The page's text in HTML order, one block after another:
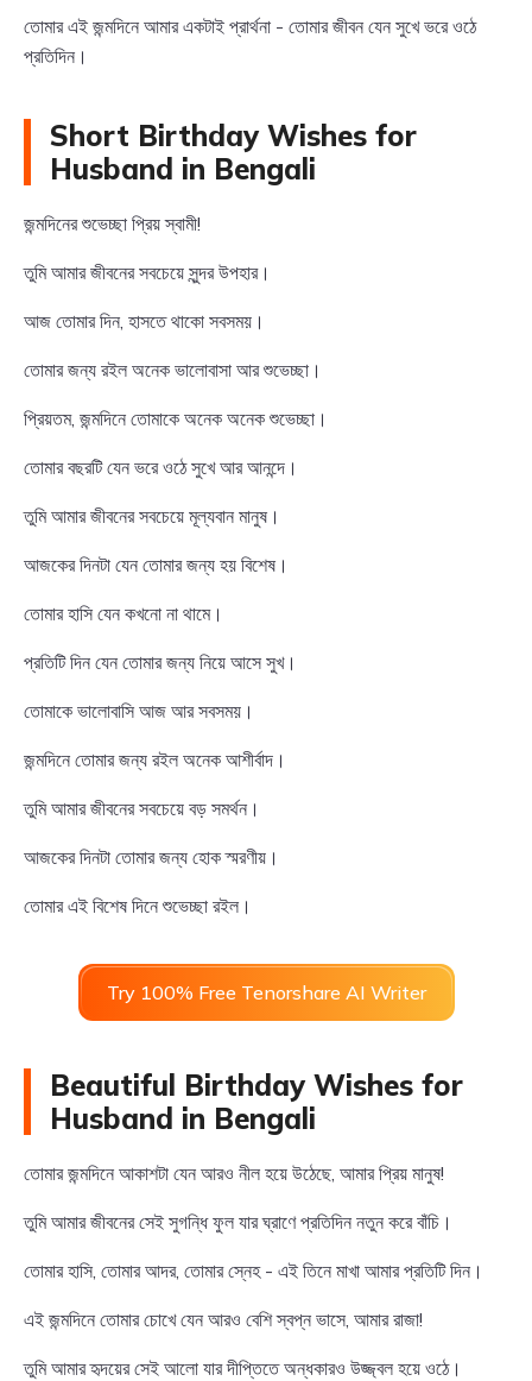
তোমার এই জন্মদিনে আমার একটাই প্রার্থনা - তোমার জীবন যেন সুখে ভরে ওঠে
প্রতিদিন।
Short Birthday Wishes for
Husband in Bengali
জন্মদিনের শুভেচ্ছা প্রিয় স্বামী!
তুমি আমার জীবনের সবচেয়ে সুন্দর উপহার।
আজ তোমার দিন, হাসতে থাকো সবসময়।
তোমার জন্য রইল অনেক ভালোবাসা আর শুভেচ্ছা।
প্রিয়তম, জন্মদিনে তোমাকে অনেক অনেক শুভেচ্ছা।
তোমার বছরটি যেন ভরে ওঠে সুখে আর আনন্দে।
তুমি আমার জীবনের সবচেয়ে মূল্যবান মানুষ।
আজকের দিনটা যেন তোমার জন্য হয় বিশেষ।
তোমার হাসি যেন কখনো না থামে।
প্রতিটি দিন যেন তোমার জন্য নিয়ে আসে সুখ।
তোমাকে ভালোবাসি আজ আর সবসময়।
জন্মদিনে তোমার জন্য রইল অনেক আশীর্বাদ।
তুমি আমার জীবনের সবচেয়ে বড় সমর্থন।
আজকের দিনটা তোমার জন্য হোক স্মরণীয়।
তোমার এই বিশেষ দিনে শুভেচ্ছা রইল।
Try 100% Free Tenorshare AI Writer
Beautiful Birthday Wishes for
Husband in Bengali
তোমার জন্মদিনে আকাশটা যেন আরও নীল হয়ে উঠেছে, আমার প্রিয় মানুষ!
তুমি আমার জীবনের সেই সুগন্ধি ফুল যার ঘ্রাণে প্রতিদিন নতুন করে বাঁচি।
তোমার হাসি, তোমার আদর, তোমার স্নেহ - এই তিনে মাখা আমার প্রতিটি দিন।
এই জন্মদিনে তোমার চোখে যেন আরও বেশি স্বপ্ন ভাসে, আমার রাজা!
তুমি আমার হৃদয়ের সেই আলো যার দীপ্তিতে অন্ধকারও উজ্জ্বল হয়ে ওঠে।